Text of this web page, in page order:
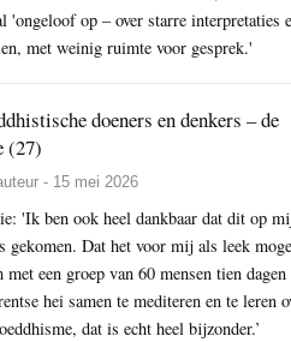
'ongeloof op – over starre interpretaties
met weinig ruimte voor gesprek.'
doeners en denkers – de
(27)
- 15 mei 2026
'Ik ben ook heel dankbaar dat dit op
gekomen. Dat het voor mij als leek
met een groep van 60 mensen tien dagen
hei samen te mediteren en te leren
dat is echt heel bijzonder.’